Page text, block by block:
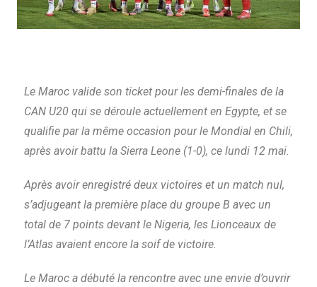
Le Maroc valide son ticket pour les demi-finales de la
CAN U20 qui se déroule actuellement en Egypte, et se
qualifie par la même occasion pour le Mondial en Chili,
après avoir battu la Sierra Leone (1-0), ce lundi 12 mai.
Après avoir enregistré deux victoires et un match nul,
s’adjugeant la première place du groupe B avec un
total de 7 points devant le Nigeria, les Lionceaux de
l’Atlas avaient encore la soif de victoire.
Le Maroc a débuté la rencontre avec une envie d’ouvrir